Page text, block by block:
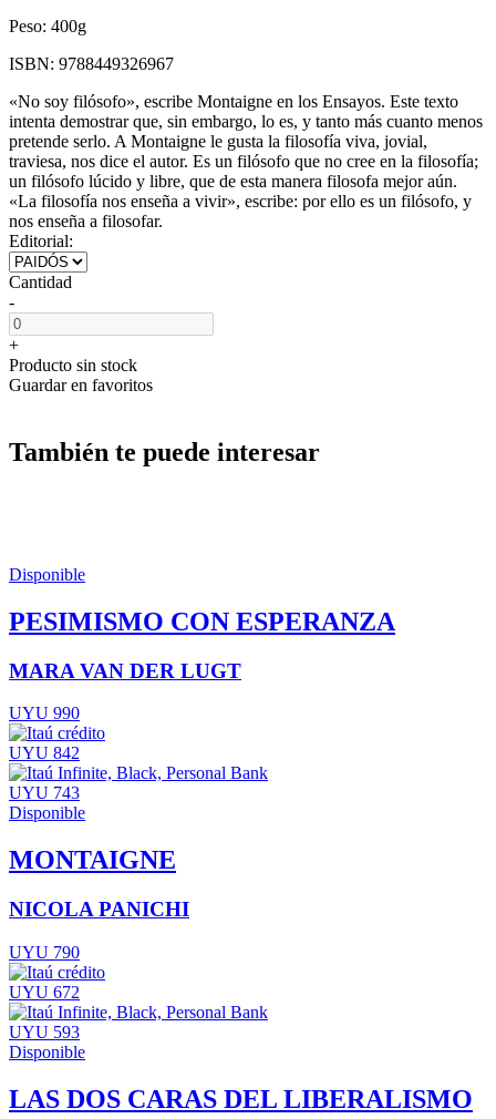
Peso: 400g
ISBN: 9788449326967
«No soy filósofo», escribe Montaigne en los Ensayos. Este texto
intenta demostrar que, sin embargo, lo es, y tanto más cuanto menos
pretende serlo. A Montaigne le gusta la filosofía viva, jovial,
traviesa, nos dice el autor. Es un filósofo que no cree en la filosofía;
un filósofo lúcido y libre, que de esta manera filosofa mejor aún.
«La filosofía nos enseña a vivir», escribe: por ello es un filósofo, y
nos enseña a filosofar.
Editorial:
Cantidad
-
+
Producto sin stock
Guardar en favoritos
También te puede interesar
Disponible
PESIMISMO CON ESPERANZA
MARA VAN DER LUGT
UYU 990
UYU 842
UYU 743
Disponible
MONTAIGNE
NICOLA PANICHI
UYU 790
UYU 672
UYU 593
Disponible
LAS DOS CARAS DEL LIBERALISMO